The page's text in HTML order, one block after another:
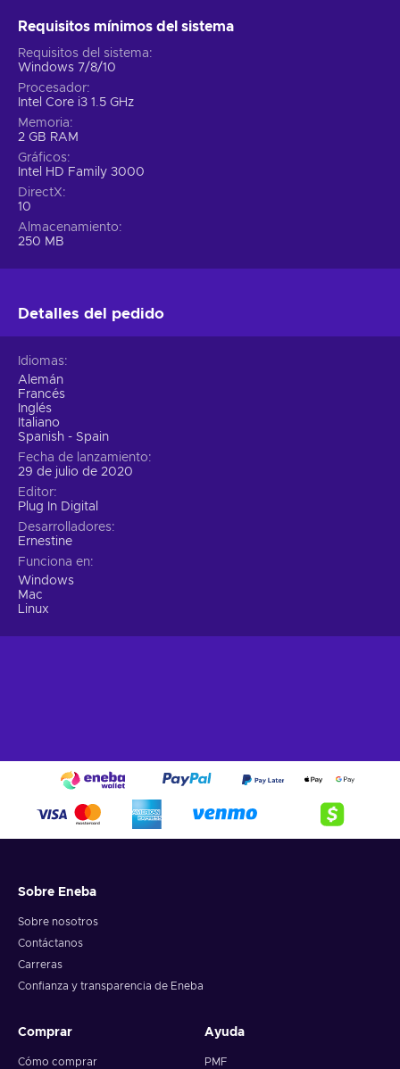
Requisitos mínimos del sistema
Requisitos del sistema
Windows 7/8/10
Procesador
Intel Core i3 1.5 GHz
Memoria
2 GB RAM
Gráficos
Intel HD Family 3000
DirectX
10
Almacenamiento
250 MB
Detalles del pedido
Idiomas
Alemán
Francés
Inglés
Italiano
Spanish - Spain
Fecha de lanzamiento
29 de julio de 2020
Editor
Plug In Digital
Desarrolladores
Ernestine
Funciona en
Windows
Mac
Linux
Sobre Eneba
Sobre nosotros
Contáctanos
Carreras
Confianza y transparencia de Eneba
Comprar
Cómo comprar
Ayuda
PMF